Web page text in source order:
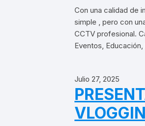
Con una calidad de
simple , pero con
CCTV profesional.
Eventos,
Julio 27, 2025